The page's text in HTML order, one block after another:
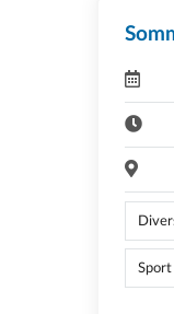
Sport